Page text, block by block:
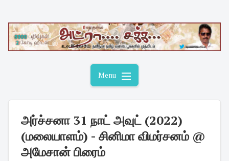
content
Menu
அர்ச்சனா 31 நாட் அவுட் (2022)
(மலையாளம்) - சினிமா விமர்சனம் @
அமேசான் பிரைம்